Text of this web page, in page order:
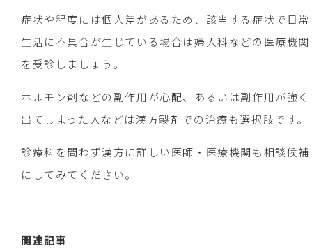
症状や程度には個人差があるため、該当する症状で日常
生活に不具合が生じている場合は婦人科などの医療機関
を受診しましょう。
ホルモン剤などの副作用が心配、あるいは副作用が強く
出てしまった人などは漢方製剤での治療も選択肢です。
診療科を問わず漢方に詳しい医師・医療機関も相談候補
にしてみてください。
関連記事